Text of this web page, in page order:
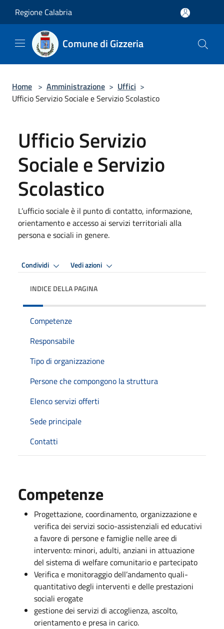
Regione Calabria
Comune di Gizzeria
Home > Amministrazione > Uffici >
Ufficio Servizio Sociale e Servizio Scolastico
Ufficio Servizio
Sociale e Servizio
Scolastico
L’ufficio sociale è il punto di contatto, informazione,
orientamento e accesso ai servizi territoriali alla
persona e sociali in genere.
Condividi Vedi azioni
INDICE DELLA PAGINA
Competenze
Responsabile
Tipo di organizzazione
Persone che compongono la struttura
Elenco servizi offerti
Sede principale
Contatti
Competenze
Progettazione, coordinamento, organizzazione e
verifica dei servizi socio-assistenziali ed educativi
a favore di persone e famiglie nelle aree di
intervento: minori, adulti, anziani in attuazione
del sistema di welfare comunitario e partecipato
Verifica e monitoraggio dell’andamento quali-
quantitativo degli interventi e delle prestazioni
sociali erogate
gestione dei servizi di accoglienza, ascolto,
orientamento e presa in carico.